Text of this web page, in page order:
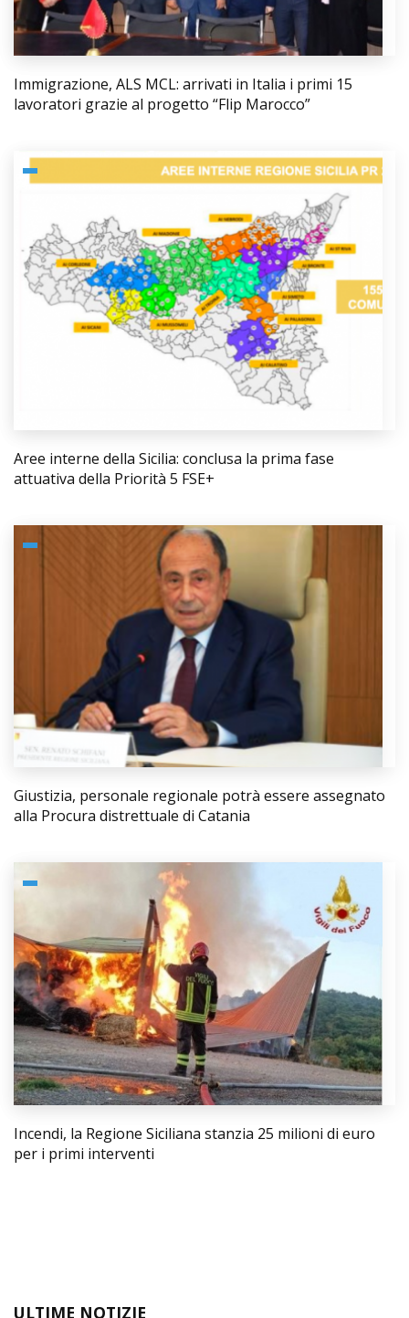
Immigrazione, ALS MCL: arrivati in Italia i primi 15
lavoratori grazie al progetto “Flip Marocco”
Aree interne della Sicilia: conclusa la prima fase
attuativa della Priorità 5 FSE+
Giustizia, personale regionale potrà essere assegnato
alla Procura distrettuale di Catania
Incendi, la Regione Siciliana stanzia 25 milioni di euro
per i primi interventi
ULTIME NOTIZIE